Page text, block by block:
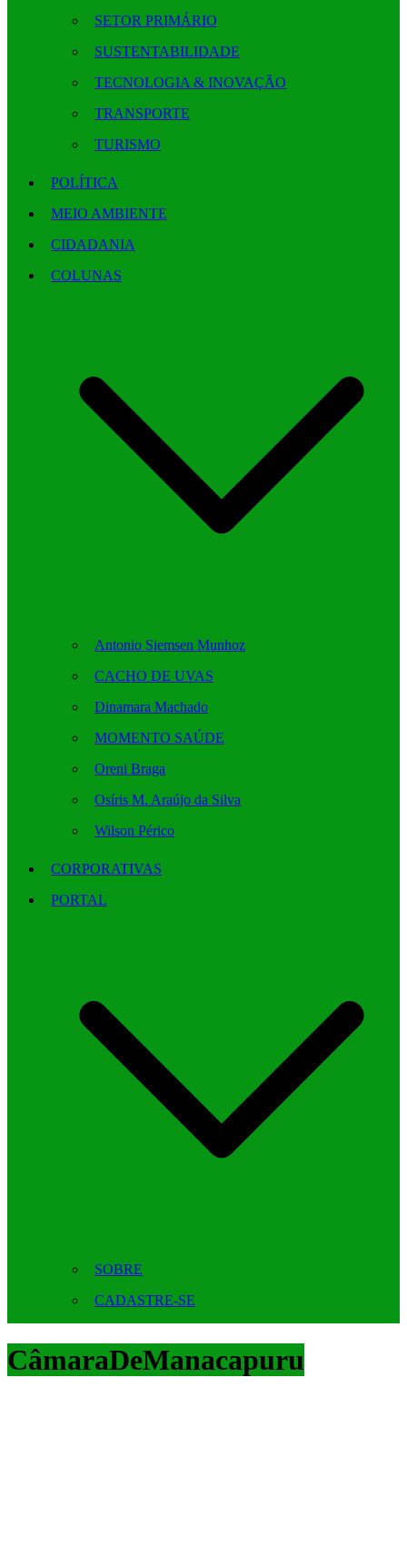
SETOR PRIMÁRIO
SUSTENTABILIDADE
TECNOLOGIA & INOVAÇÃO
TRANSPORTE
TURISMO
POLÍTICA
MEIO AMBIENTE
CIDADANIA
COLUNAS
Antonio Siemsen Munhoz
CACHO DE UVAS
Dinamara Machado
MOMENTO SAÚDE
Oreni Braga
Osíris M. Araújo da Silva
Wilson Périco
CORPORATIVAS
PORTAL
SOBRE
CADASTRE-SE
CâmaraDeManacapuru